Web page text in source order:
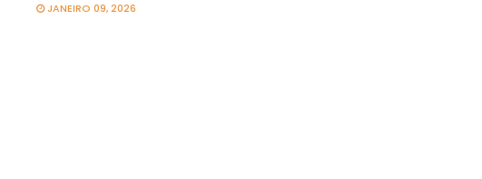
JANEIRO 09, 2026